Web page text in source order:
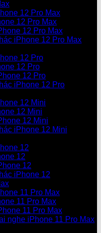
12 Pro Max
12 Pro Max
12 Pro Max
iPhone 12 Pro Max
12 Pro
12 Pro
12 Pro
iPhone 12 Pro
12 Mini
12 Mini
12 Mini
iPhone 12 Mini
12
12
12
iPhone 12
11 Pro Max
11 Pro Max
11 Pro Max
nghe iPhone 11 Pro Max